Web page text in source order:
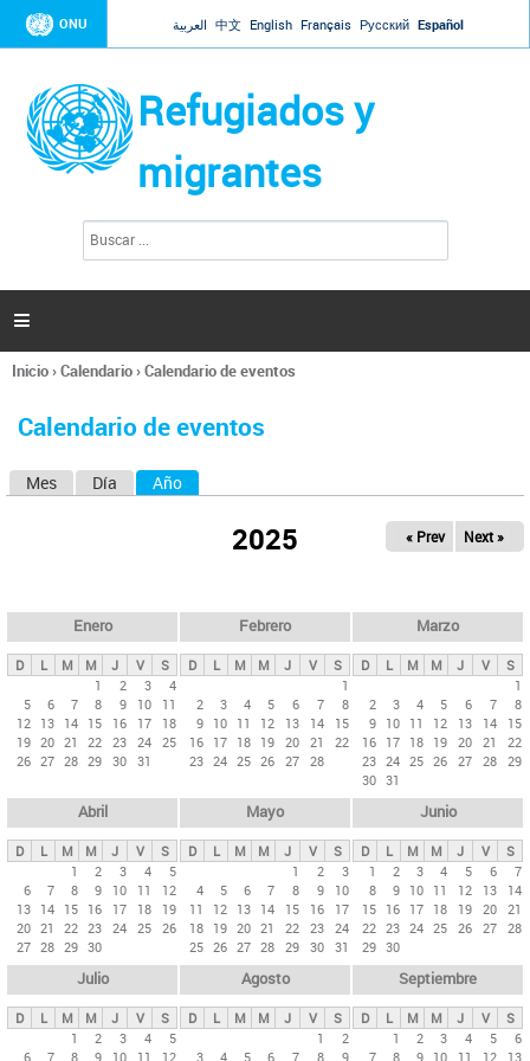
Jump to navigation
ONU العربية 中文 English Français Русский Español
Refugiados y
migrantes
l
d
s

Se
usted
Inicio›Calendario›Calendario de eventos
Calendario de eventos
s
p
n
c
i
p
e
s
Mes Día Año
2025 « Prev Next »
Enero
D L M M J V
S
1
2 3
4
5
6 7 8 9 10
11
12 13 14 15 16 17
18
19 20 21 22 23 24 25
26 27 28 29 30 31
Febrero
D L M M J V
S
1
2
3 4 5 6 7
8
9 10 11 12 13 14
15
16 17 18 19 20 21
22
23 24 25 26 27 28
Marzo
D L M M J V
S
1
2
3 4 5 6 7
8
9 10 11 12 13 14
15
16 17 18 19 20 21
22
23 24 25 26 27 28 29
30 31
Abril
D L M M J V
S
1
2 3 4
5
6
7 8 9 10 11
12
13 14 15 16 17 18
19
20 21 22 23 24 25 26
27 28 29 30
Mayo
D L M M J V
S
1
2
3
4
5 6 7 8 9
10
11
12 13 14 15 16
17
18 19 20 21 22 23 24
25 26 27 28 29 30 31
Junio
D L M M J V
S
1
2 3 4 5 6
7
8
9 10 11 12 13
14
15 16 17 18 19 20 21
22 23 24 25 26 27 28
29 30
Julio
D L M M J V
S
1
2 3 4
5
6
7 8 9 10 11 12
Agosto
D L M M J V
S
1
2
3
4 5 6 7 8 9
Septiembre
D L M M J V
S
1
2 3 4 5
6
7
8 9 10 11 12 13